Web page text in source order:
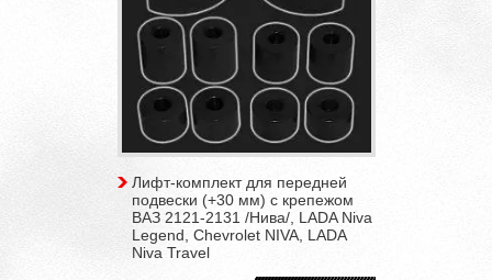
Лифт-комплект для передней
подвески (+30 мм) с крепежом
ВАЗ 2121-2131 /Нива/, LADA Niva
Legend, Chevrolet NIVA, LADA
Niva Travel